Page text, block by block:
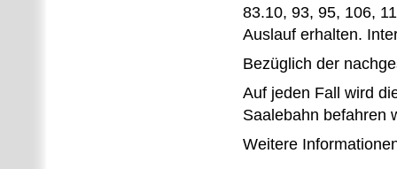
83.10, 93, 95, 106,
Auslauf erhalten.
Bezüglich der
Auf jeden Fall wird
Saalebahn befahren
Weitere